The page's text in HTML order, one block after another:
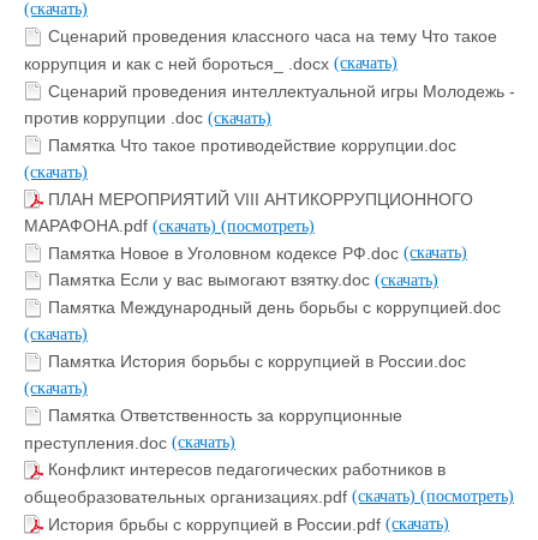
(скачать)
Сценарий проведения классного часа на тему Что такое
коррупция и как с ней бороться_ .docx (скачать)
Сценарий проведения интеллектуальной игры Молодежь -
против коррупции .doc (скачать)
Памятка Что такое противодействие коррупции.doc
(скачать)
ПЛАН МЕРОПРИЯТИЙ VIII АНТИКОРРУПЦИОННОГО
МАРАФОНА.pdf (скачать) (посмотреть)
Памятка Новое в Уголовном кодексе РФ.doc (скачать)
Памятка Если у вас вымогают взятку.doc (скачать)
Памятка Международный день борьбы с коррупцией.doc
(скачать)
Памятка История борьбы с коррупцией в России.doc
(скачать)
Памятка Ответственность за коррупционные
преступления.doc (скачать)
Конфликт интересов педагогических работников в
общеобразовательных организациях.pdf (скачать) (посмотреть)
История брьбы с коррупцией в России.pdf (скачать)